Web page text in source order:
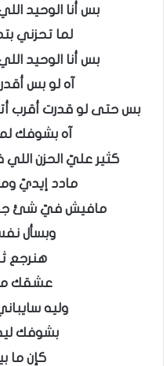
بس أنا الوحيد
لما تحزني
بس أنا الوحيد
آه لو بس
بس حتى لو قدرت أقرب
آه بشوفك
كثير عليّ الحزن
مادد إيديّ
مافيش فيّ شئ
وبسأل
هنرجع
عشقك
وليه
بشوفك
كإن ما